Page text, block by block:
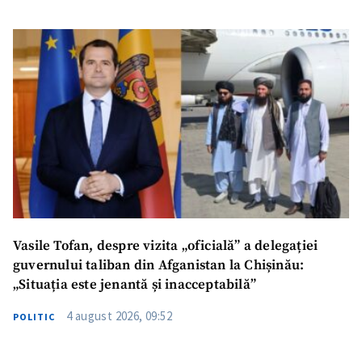
Vasile Tofan, despre vizita „oficială” a delegației
guvernului taliban din Afganistan la Chișinău:
„Situația este jenantă și inacceptabilă”
POLITIC 4 august 2026, 09:52